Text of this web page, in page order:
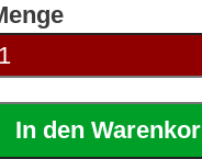
In den